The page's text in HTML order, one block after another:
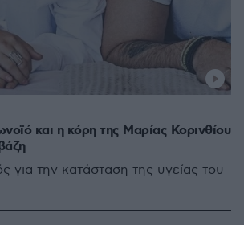
και η κόρη της Μαρίας Κορινθίου
για την κατάσταση της υγείας του